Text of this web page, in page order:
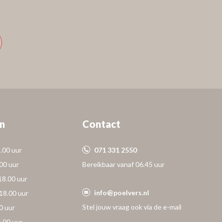
uur
uur
uur
uur
uur
Contact
071 331 2550
Bereikbaar vanaf 06.45 uur
info@poelvers.nl
Stel jouw vraag ook via de e-mail